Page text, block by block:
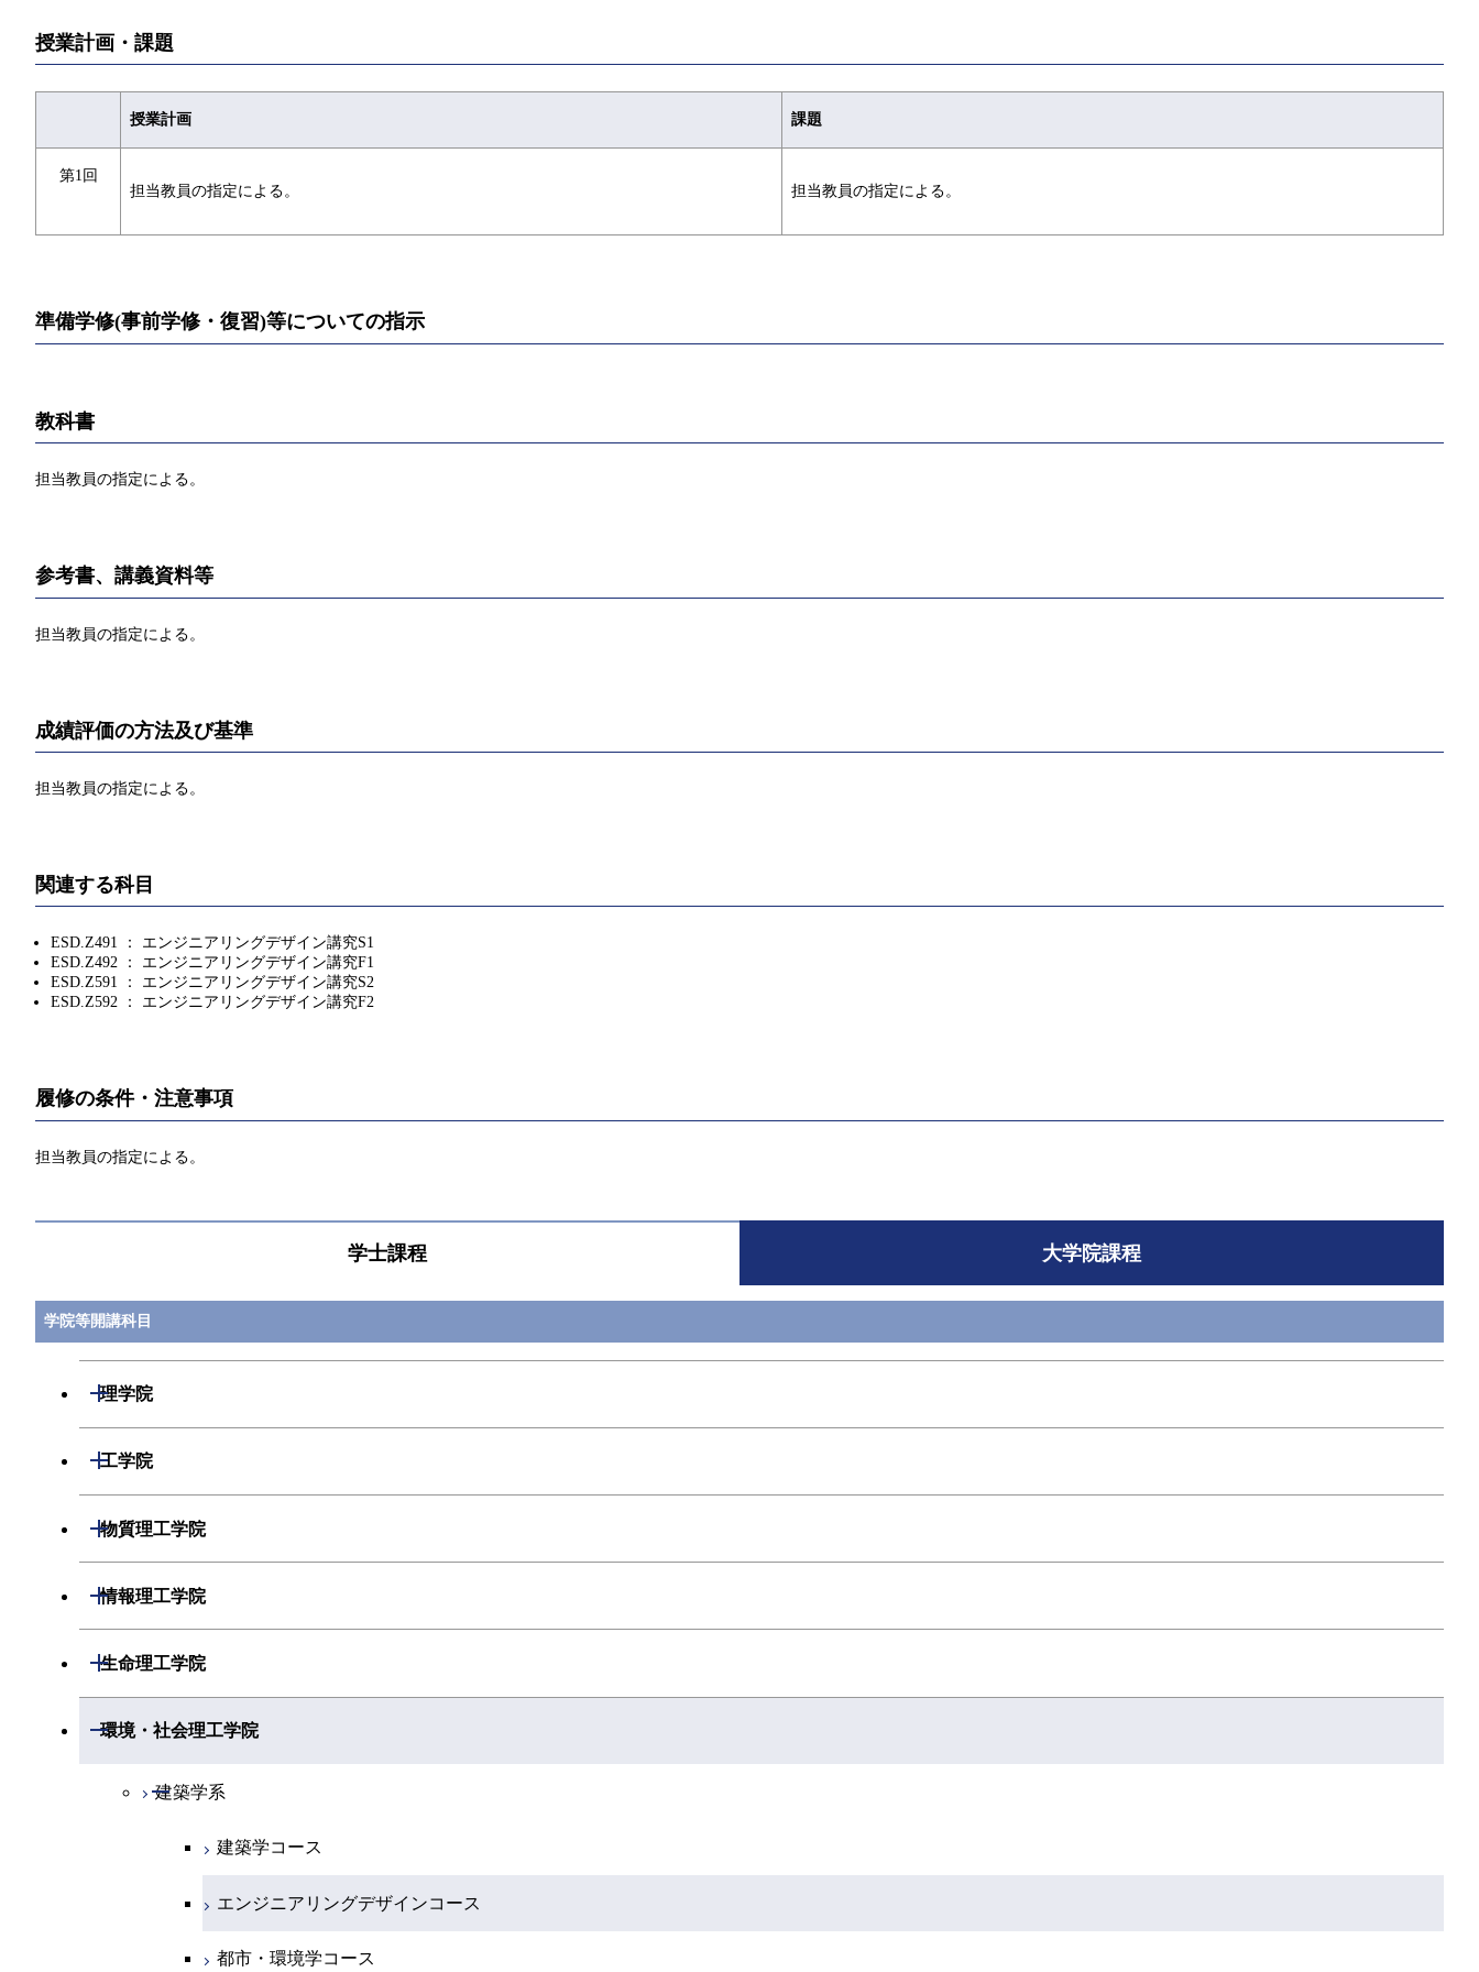
授業計画・課題
授業計画 課題
第1回
担当教員の指定による。
担当教員の指定による。
準備学修(事前学修・復習)等についての指示
教科書
担当教員の指定による。
参考書、講義資料等
担当教員の指定による。
成績評価の方法及び基準
担当教員の指定による。
関連する科目
ESD.Z491 ： エンジニアリングデザイン講究S1
ESD.Z492 ： エンジニアリングデザイン講究F1
ESD.Z591 ： エンジニアリングデザイン講究S2
ESD.Z592 ： エンジニアリングデザイン講究F2
履修の条件・注意事項
担当教員の指定による。
学士課程 大学院課程
学院等開講科目
理学院
開閉
物理学コース
化学系
開閉
エネルギー・情報コース
物質・情報卓越コース
地球生命コース
専門科目
工学院
開閉
機械系
開閉
エネルギーコース
エンジニアリングデザインコース
ライフエンジニアリングコース
原子核工学コース
人間医療科学技術コース
システム制御コース
人間医療科学技術コース
電気電子系
開閉
エネルギーコース
エネルギー・情報コース
ライフエンジニアリングコース
原子核工学コース
人間医療科学技術コース
情報通信コース
エンジニアリングデザインコース
ライフエンジニアリングコース
人間医療科学技術コース
経営工学系
開閉
経営工学コース
エンジニアリングデザインコース
専門科目
物質理工学院
開閉
材料系
開閉
エネルギーコース
応用化学コース
専門科目
情報理工学院
開閉
数理・計算科学系
開閉
生命理工学院
開閉
生命理工学系
開閉
生命理工学コース
ライフエンジニアリングコース
人間医療科学技術コース
専門科目
環境・社会理工学院
開閉
建築学系
開閉
建築学コース
エンジニアリングデザインコース
都市・環境学コース